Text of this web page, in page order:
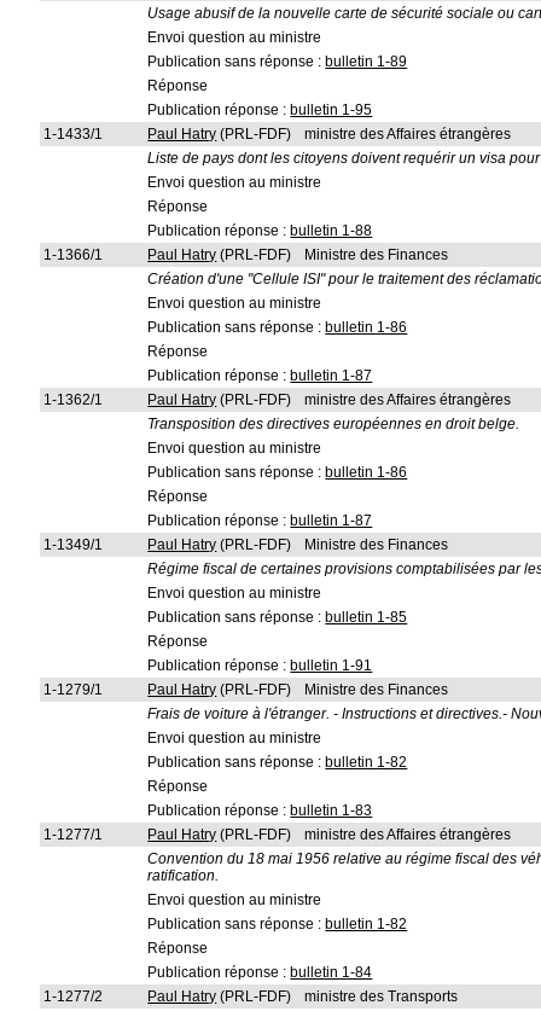
Usage abusif de la nouvelle carte de sécurité sociale ou
Envoi question au ministre
Publication sans réponse : bulletin 1-89
Réponse
Publication réponse : bulletin 1-95
1-1433/1
Paul Hatry (PRL-FDF)
ministre des Affaires étrangères
Liste de pays dont les citoyens doivent requérir un visa
Envoi question au ministre
Réponse
Publication réponse : bulletin 1-88
1-1366/1
Paul Hatry (PRL-FDF)
Ministre des Finances
Création d'une "Cellule ISI" pour le traitement des
Envoi question au ministre
Publication sans réponse : bulletin 1-86
Réponse
Publication réponse : bulletin 1-87
1-1362/1
Paul Hatry (PRL-FDF)
ministre des Affaires étrangères
Transposition des directives européennes en droit belge.
Envoi question au ministre
Publication sans réponse : bulletin 1-86
Réponse
Publication réponse : bulletin 1-87
1-1349/1
Paul Hatry (PRL-FDF)
Ministre des Finances
Régime fiscal de certaines provisions comptabilisées par
Envoi question au ministre
Publication sans réponse : bulletin 1-85
Réponse
Publication réponse : bulletin 1-91
1-1279/1
Paul Hatry (PRL-FDF)
Ministre des Finances
Frais de voiture à l'étranger. - Instructions et directives.-
Envoi question au ministre
Publication sans réponse : bulletin 1-82
Réponse
Publication réponse : bulletin 1-83
1-1277/1
Paul Hatry (PRL-FDF)
ministre des Affaires étrangères
Convention du 18 mai 1956 relative au régime fiscal des
ratification.
Envoi question au ministre
Publication sans réponse : bulletin 1-82
Réponse
Publication réponse : bulletin 1-84
1-1277/2
Paul Hatry (PRL-FDF)
ministre des Transports